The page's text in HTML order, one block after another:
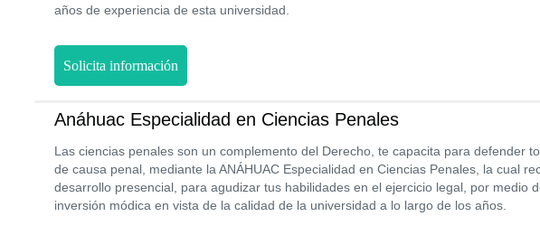
años de experiencia de esta universidad.
Solicita información
Anáhuac Especialidad en Ciencias Penales
Las ciencias penales son un complemento del Derecho, te capacita para defender
de causa penal, mediante la ANÁHUAC Especialidad en Ciencias Penales, la cual
desarrollo presencial, para agudizar tus habilidades en el ejercicio legal, por medio
inversión módica en vista de la calidad de la universidad a lo largo de los años.